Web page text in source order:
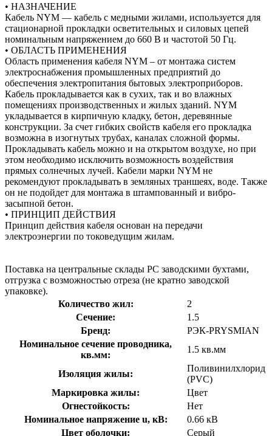
• НАЗНАЧЕНИЕ
Кабель NYM — кабель с медными жилами, используется для
стационарной прокладки осветительных и силовых цепей
номинальным напряжением до 660 В и частотой 50 Гц.
• ОБЛАСТЬ ПРИМЕНЕНИЯ
Область применения кабеля NYM – от монтажа систем
электроснабжения промышленных предприятий до
обеспечения электропитания бытовых электроприборов.
Кабель прокладывается как в сухих, так и во влажных
помещениях производственных и жилых зданий. NYM
укладывается в кирпичную кладку, бетон, деревянные
конструкции. За счет гибких свойств кабеля его прокладка
возможна в изогнутых трубах, каналах сложной формы.
Прокладывать кабель можно и на открытом воздухе, но при
этом необходимо исключить возможность воздействия
прямых солнечных лучей. Кабели марки NYM не
рекомендуют прокладывать в земляных траншеях, воде. Также
он не подойдет для монтажа в штампованный и вибро-
засыпной бетон.
• ПРИНЦИП ДЕЙСТВИЯ
Принцип действия кабеля основан на передачи
электроэнергии по токоведущим жилам.
Поставка на центральные склады РС заводскими бухтами,
отгрузка с возможностью отреза (не кратно заводской
упаковке).
Количество жил:
2
Сечение:
1.5
Бренд:
РЭК-PRYSMIAN
Номинальное сечение проводника,
кв.мм:
1.5 кв.мм
Изоляция жилы:
Поливинилхлорид
(PVC)
Маркировка жилы:
Цвет
Огнестойкость:
Нет
Номинальное напряжение u, кВ:
0.66 кВ
Цвет оболочки:
Серый